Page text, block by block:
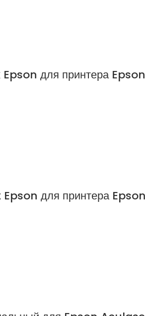
Epson для принтера
Epson для принтера